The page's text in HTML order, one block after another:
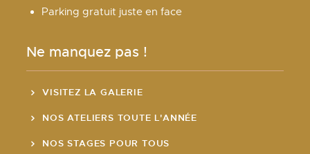
Parking gratuit juste en face
Ne manquez pas !
VISITEZ LA GALERIE
NOS ATELIERS TOUTE L'ANNÉE
NOS STAGES POUR TOUS